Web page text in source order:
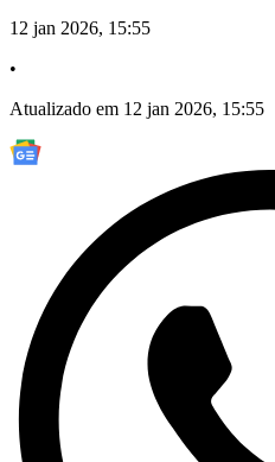
12 jan 2026, 15:55
•
Atualizado em 12 jan 2026, 15:55